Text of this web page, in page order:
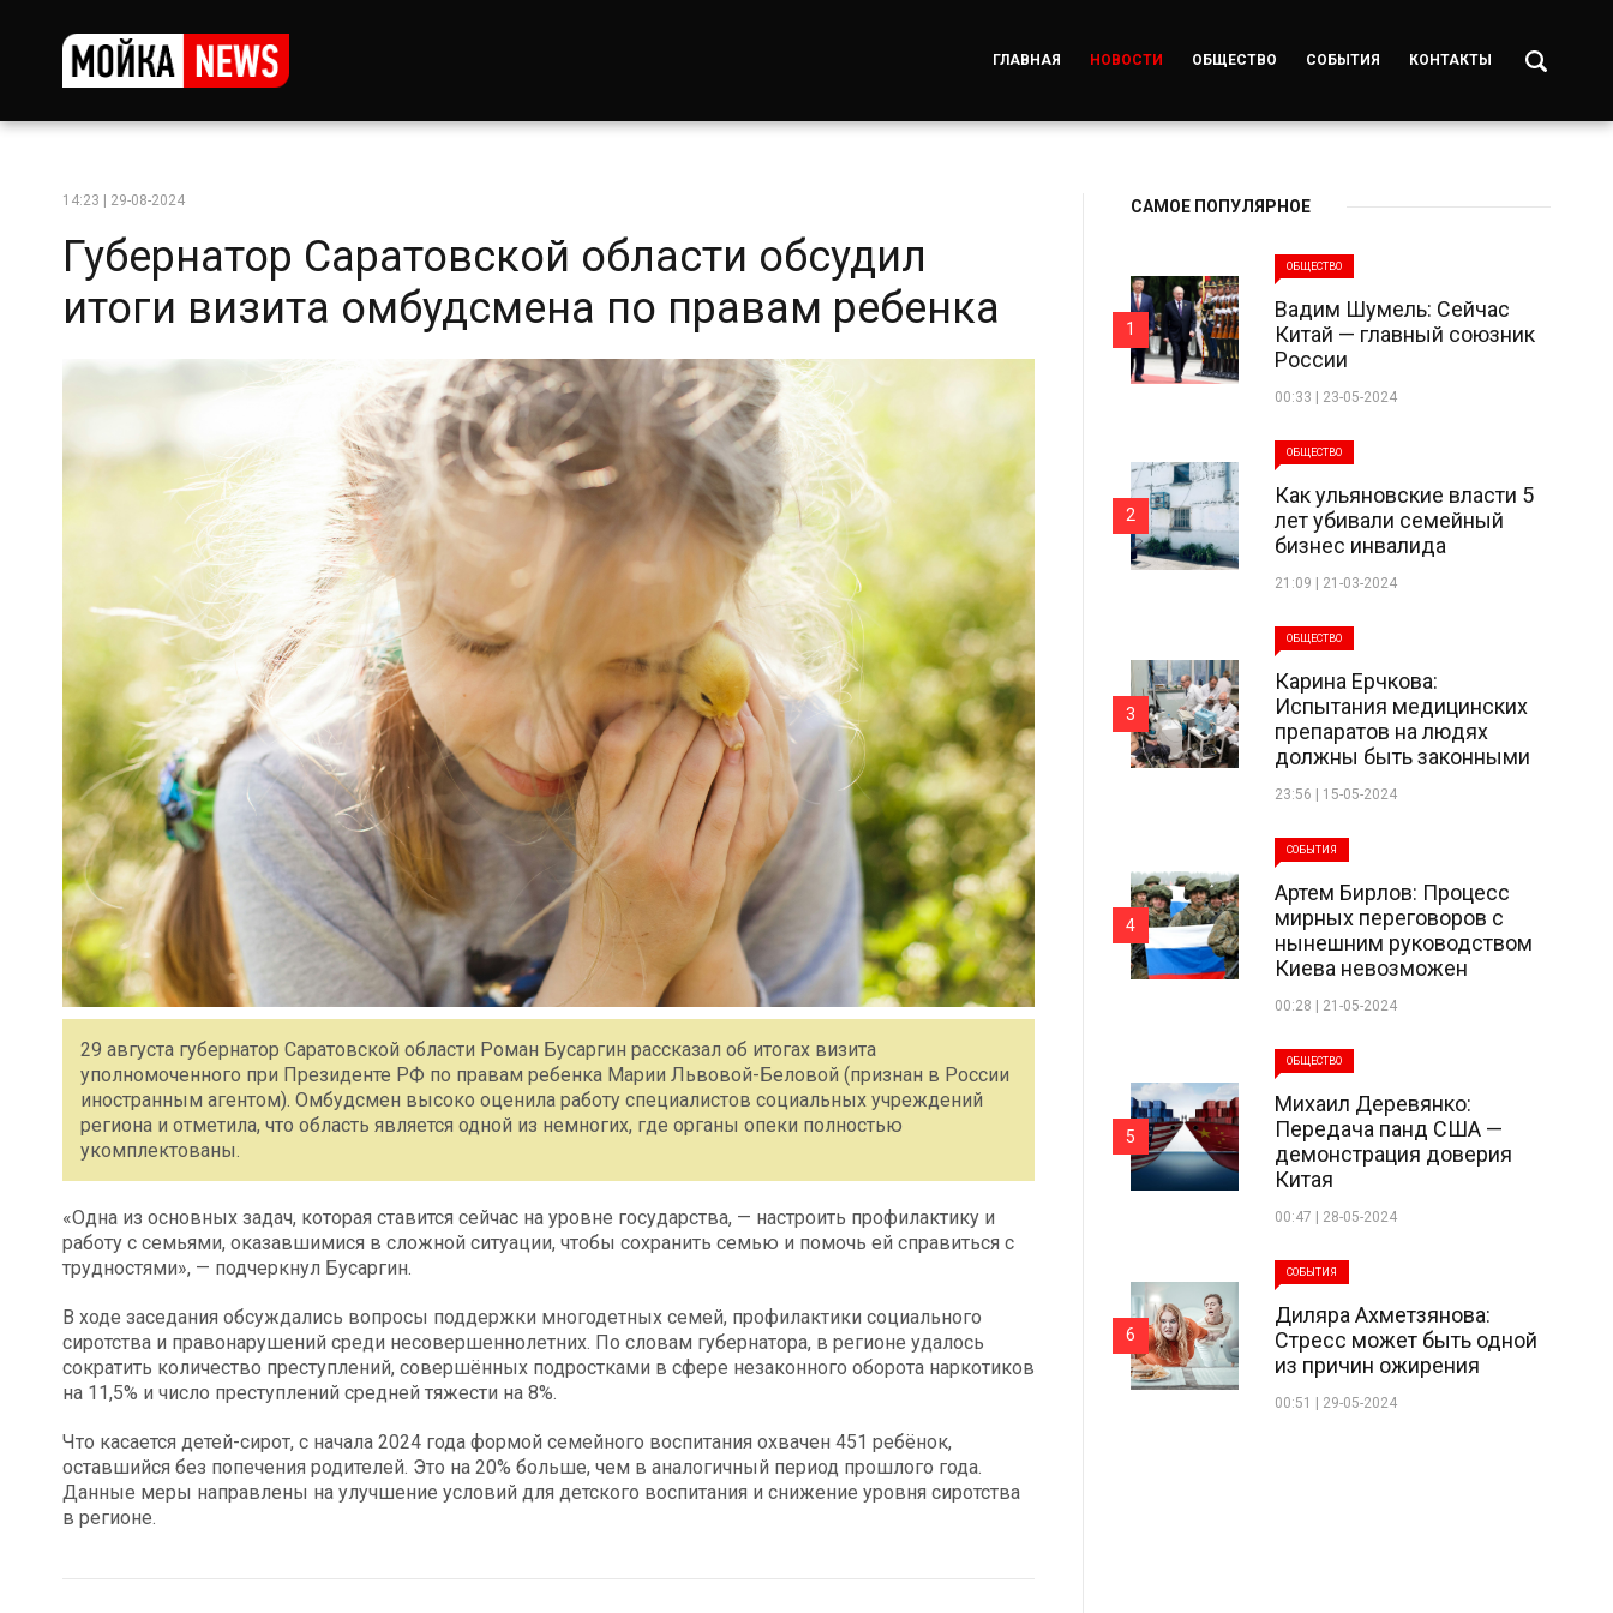
ГЛАВНАЯ НОВОСТИ ОБЩЕСТВО СОБЫТИЯ КОНТАКТЫ
14:23 | 29-08-2024
Губернатор Саратовской области обсудил
итоги визита омбудсмена по правам ребенка
29 августа губернатор Саратовской области Роман Бусаргин рассказал об итогах визита
уполномоченного при Президенте РФ по правам ребенка Марии Львовой-Беловой (признан в России
иностранным агентом). Омбудсмен высоко оценила работу специалистов социальных учреждений
региона и отметила, что область является одной из немногих, где органы опеки полностью
укомплектованы.
«Одна из основных задач, которая ставится сейчас на уровне государства, — настроить профилактику и
работу с семьями, оказавшимися в сложной ситуации, чтобы сохранить семью и помочь ей справиться с
трудностями», — подчеркнул Бусаргин.
В ходе заседания обсуждались вопросы поддержки многодетных семей, профилактики социального
сиротства и правонарушений среди несовершеннолетних. По словам губернатора, в регионе удалось
сократить количество преступлений, совершённых подростками в сфере незаконного оборота наркотиков
на 11,5% и число преступлений средней тяжести на 8%.
Что касается детей-сирот, с начала 2024 года формой семейного воспитания охвачен 451 ребёнок,
оставшийся без попечения родителей. Это на 20% больше, чем в аналогичный период прошлого года.
Данные меры направлены на улучшение условий для детского воспитания и снижение уровня сиротства
в регионе.
САМОЕ ПОПУЛЯРНОЕ
ОБЩЕСТВО
Вадим Шумель: Сейчас
Китай — главный союзник
России
00:33 | 23-05-2024
1
ОБЩЕСТВО
Как ульяновские власти 5
лет убивали семейный
бизнес инвалида
21:09 | 21-03-2024
2
ОБЩЕСТВО
Карина Ерчкова:
Испытания медицинских
препаратов на людях
должны быть законными
23:56 | 15-05-2024
3
СОБЫТИЯ
Артем Бирлов: Процесс
мирных переговоров с
нынешним руководством
Киева невозможен
00:28 | 21-05-2024
4
ОБЩЕСТВО
Михаил Деревянко:
Передача панд США —
демонстрация доверия
Китая
00:47 | 28-05-2024
5
СОБЫТИЯ
Диляра Ахметзянова:
Стресс может быть одной
из причин ожирения
00:51 | 29-05-2024
6